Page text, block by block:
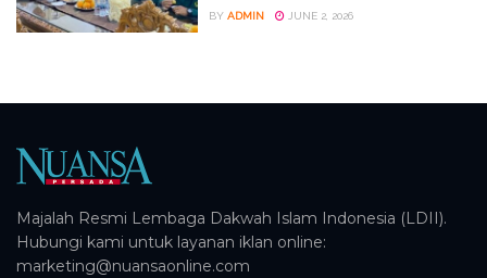
BY ADMIN JUNE 2, 2026
Majalah Resmi Lembaga Dakwah Islam Indonesia (LDII).
Hubungi kami untuk layanan iklan online:
marketing@nuansaonline.com